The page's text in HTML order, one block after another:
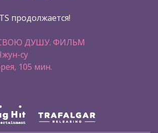
продолжается!
ДУШУ. ФИЛЬМ
су
105 мин.